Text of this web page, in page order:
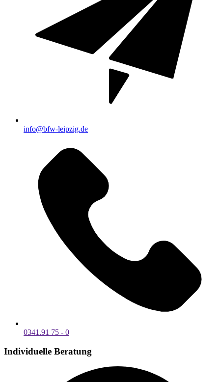
info@bfw-leipzig.de
0341.91 75 - 0
Individuelle Beratung